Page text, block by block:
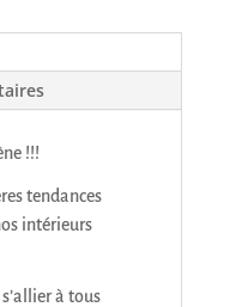
!!!
tendances
intérieurs
à tous